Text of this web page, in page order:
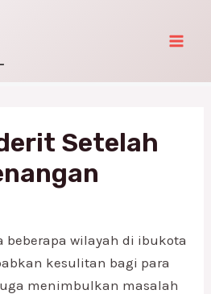
Setelah
beberapa wilayah di ibukota
kesulitan bagi para
menimbulkan masalah